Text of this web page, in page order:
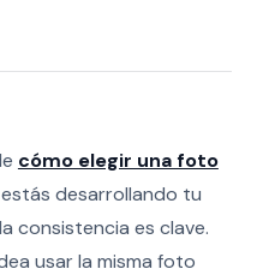
cómo elegir una foto
desarrollando tu
consistencia es clave.
usar la misma foto